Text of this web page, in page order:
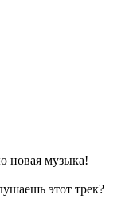
новая музыка!
этот трек?